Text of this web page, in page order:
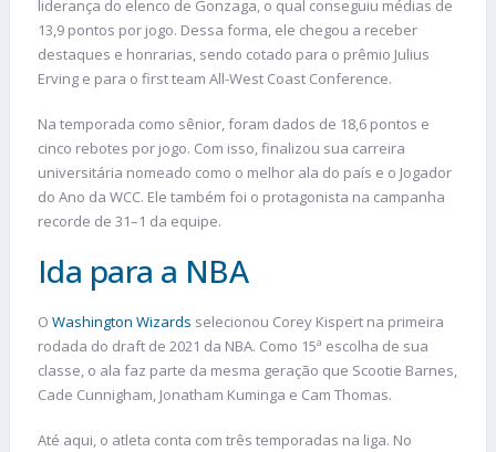
liderança do elenco de Gonzaga, o qual conseguiu médias de
13,9 pontos por jogo. Dessa forma, ele chegou a receber
destaques e honrarias, sendo cotado para o prêmio Julius
Erving e para o first team All-West Coast Conference.
Na temporada como sênior, foram dados de 18,6 pontos e
cinco rebotes por jogo. Com isso, finalizou sua carreira
universitária nomeado como o melhor ala do país e o Jogador
do Ano da WCC. Ele também foi o protagonista na campanha
recorde de 31–1 da equipe.
Ida para a NBA
O Washington Wizards selecionou Corey Kispert na primeira
rodada do draft de 2021 da NBA. Como 15ª escolha de sua
classe, o ala faz parte da mesma geração que Scootie Barnes,
Cade Cunnigham, Jonatham Kuminga e Cam Thomas.
Até aqui, o atleta conta com três temporadas na liga. No